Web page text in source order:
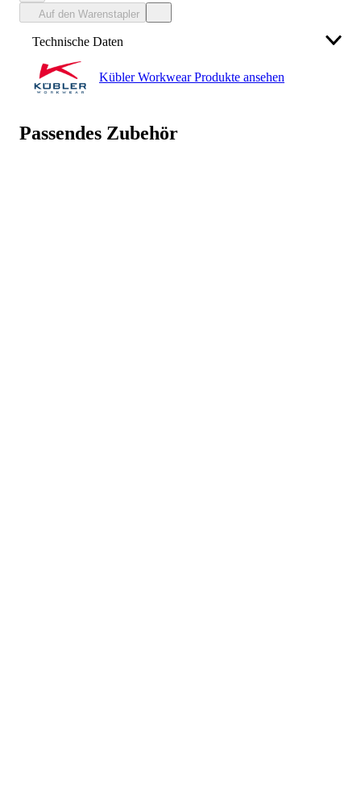
Auf den Warenstapler
Technische Daten
Hersteller
Kübler Workwear Produkte ansehen
Passendes Zubehör